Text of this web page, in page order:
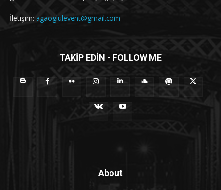
İletişim: agaoglulevent@gmail.com
TAKİP EDİN - FOLLOW ME
About